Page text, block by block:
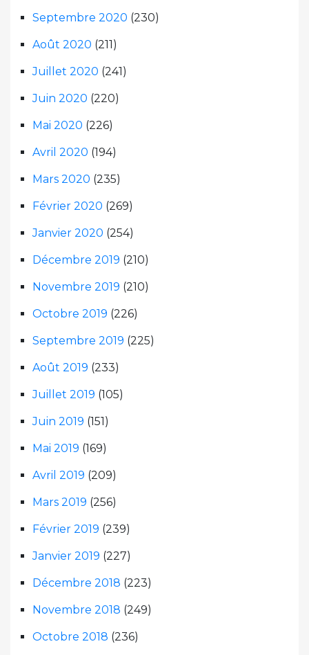
Septembre 2020 (230)
Août 2020 (211)
Juillet 2020 (241)
Juin 2020 (220)
Mai 2020 (226)
Avril 2020 (194)
Mars 2020 (235)
Février 2020 (269)
Janvier 2020 (254)
Décembre 2019 (210)
Novembre 2019 (210)
Octobre 2019 (226)
Septembre 2019 (225)
Août 2019 (233)
Juillet 2019 (105)
Juin 2019 (151)
Mai 2019 (169)
Avril 2019 (209)
Mars 2019 (256)
Février 2019 (239)
Janvier 2019 (227)
Décembre 2018 (223)
Novembre 2018 (249)
Octobre 2018 (236)